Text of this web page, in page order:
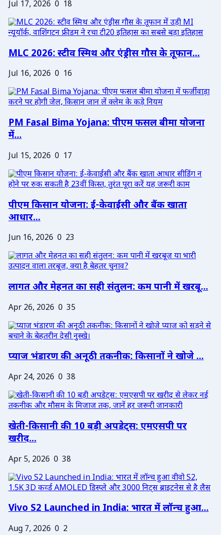
Jul 17, 2026 0 18
MLC 2026: स्टीव स्मिथ और एंड्रीस गौस के तूफान...
Jul 16, 2026 0 16
PM Fasal Bima Yojana: पीएम फसल बीमा योजना
में...
Jul 15, 2026 0 17
पीएम किसान योजना: ई-केवाईसी और बैंक खाता
आधार...
Jun 16, 2026 0 23
लागत और मेहनत का सही संतुलन: कम पानी में खरबू...
Apr 26, 2026 0 35
प्याज भंडारण की अनूठी तकनीक: किसानों ने खोजे ...
Apr 24, 2026 0 38
खेती-किसानी की 10 बड़ी अपडेट्स: एमएसपी पर
खरीद...
Apr 5, 2026 0 38
Vivo S2 Launched in India: भारत में लॉन्च हुआ...
Aug 7, 2026 0 2